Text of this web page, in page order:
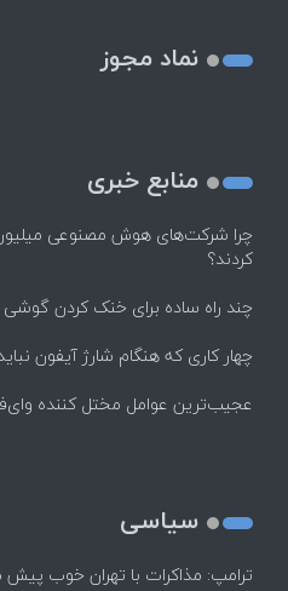
نماد مجوز
منابع خبری
چرا شرکت‌های هوش مصنوعی
کردند؟
چند راه‌ ساده برای خنک کردن گوشی
چهار کاری که هنگام شارژ آیفون
عجیب‌ترین عوامل مختل کننده
سیاسی
ترامپ: مذاکرات با تهران خوب